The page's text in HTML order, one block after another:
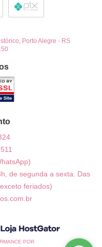
Porto Alegre - RS
de segunda a sexta. Das
feriados)
POR